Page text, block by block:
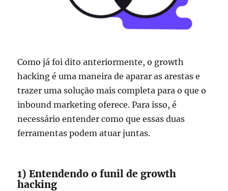
Como já foi dito anteriormente, o growth
hacking é uma maneira de aparar as arestas e
trazer uma solução mais completa para o que o
inbound marketing oferece. Para isso, é
necessário entender como que essas duas
ferramentas podem atuar juntas.
1) Entendendo o funil de growth
hacking